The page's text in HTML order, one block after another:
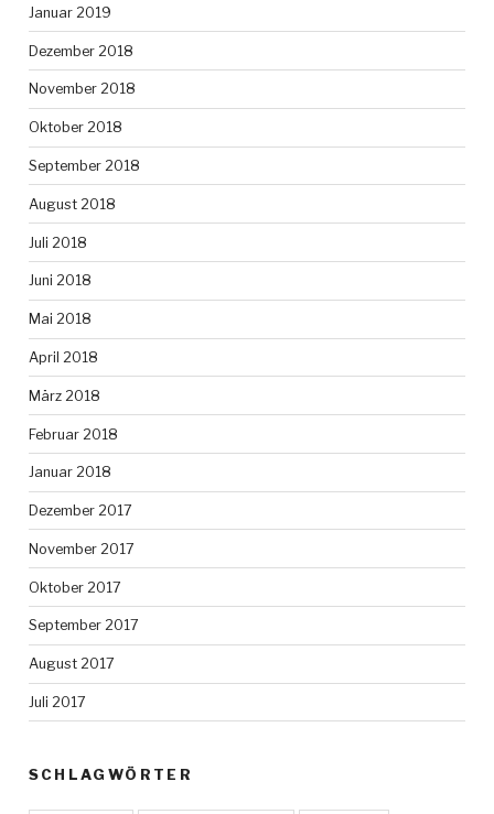
Januar 2019
Dezember 2018
November 2018
Oktober 2018
September 2018
August 2018
Juli 2018
Juni 2018
Mai 2018
April 2018
März 2018
Februar 2018
Januar 2018
Dezember 2017
November 2017
Oktober 2017
September 2017
August 2017
Juli 2017
SCHLAGWÖRTER